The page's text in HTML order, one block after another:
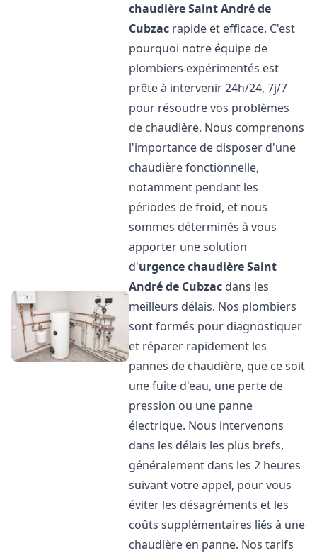
chaudièreSaint André de
Cubzac rapide et efficace. C'est
pourquoi notre équipe de
plombiers expérimentés est
prête à intervenir 24h/24, 7j/7
pour résoudre vos problèmes
de chaudière. Nous comprenons
l'importance de disposer d'une
chaudière fonctionnelle,
notamment pendant les
périodes de froid, et nous
sommes déterminés à vous
apporter une solution
d'urgence chaudièreSaint
André de Cubzac dans les
meilleurs délais. Nos plombiers
sont formés pour diagnostiquer
et réparer rapidement les
pannes de chaudière, que ce soit
une fuite d'eau, une perte de
pression ou une panne
électrique. Nous intervenons
dans les délais les plus brefs,
généralement dans les 2 heures
suivant votre appel, pour vous
éviter les désagréments et les
coûts supplémentaires liés à une
chaudière en panne. Nos tarifs